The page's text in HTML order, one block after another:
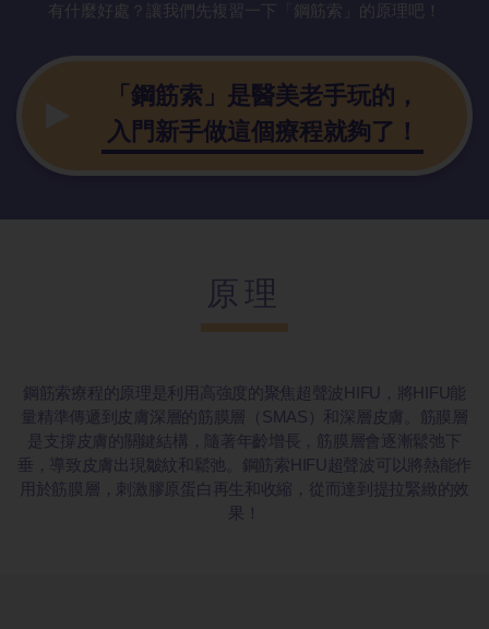
有什麼好處？讓我們先複習一下「鋼筋索」的原理吧！
「鋼筋索」是醫美老手玩的，
入門新手做這個療程就夠了！
原理
鋼筋索療程的原理是利用高強度的聚焦超聲波HIFU，將HIFU能
量精準傳遞到皮膚深層的筋膜層（SMAS）和深層皮膚。筋膜層
是支撐皮膚的關鍵結構，隨著年齡增長，筋膜層會逐漸鬆弛下
垂，導致皮膚出現皺紋和鬆弛。鋼筋索HIFU超聲波可以將熱能作
用於筋膜層，刺激膠原蛋白再生和收縮，從而達到提拉緊緻的效
果！